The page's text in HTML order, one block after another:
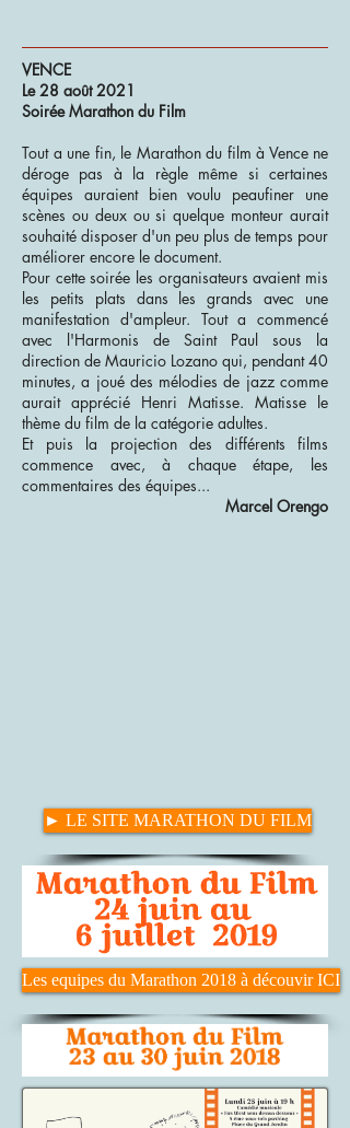
VENCE
Le 28 août 2021
Soirée Marathon du Film
Tout a une fin, le Marathon du film à Vence ne
déroge pas à la règle même si certaines
équipes auraient bien voulu peaufiner une
scènes ou deux ou si quelque monteur aurait
souhaité disposer d'un peu plus de temps pour
améliorer encore le document.
Pour cette soirée les organisateurs avaient mis
les petits plats dans les grands avec une
manifestation d'ampleur. Tout a commencé
avec l'Harmonis de Saint Paul sous la
direction de Mauricio Lozano qui, pendant 40
minutes, a joué des mélodies de jazz comme
aurait apprécié Henri Matisse. Matisse le
thème du film de la catégorie adultes.
Et puis la projection des différents films
commence avec, à chaque étape, les
commentaires des équipes...
Marcel Orengo
► LE SITE MARATHON DU FILM
Les equipes du Marathon 2018 à découvir ICI